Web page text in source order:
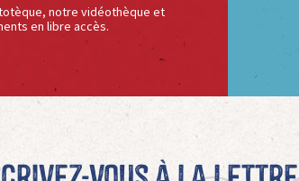
notre vidéothèque et
en libre accès.